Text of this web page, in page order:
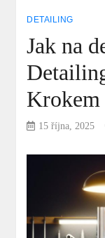
DETAILING
Jak na
Krokem
15 října, 2025